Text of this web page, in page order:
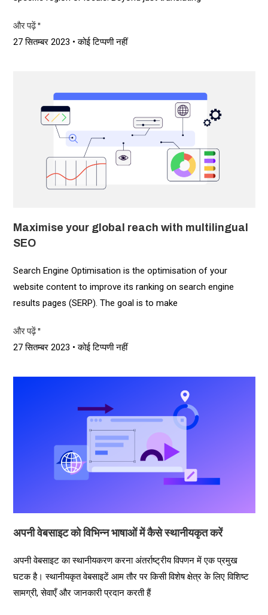
और पढ़ें "
27 सितम्बर 2023 कोई टिप्पणी नहीं
Maximise your global reach with multilingual
SEO
Search Engine Optimisation is the optimisation of your
website content to improve its ranking on search engine
results pages (SERP). The goal is to make
और पढ़ें "
27 सितम्बर 2023 कोई टिप्पणी नहीं
अपनी वेबसाइट को विभिन्न भाषाओं में कैसे स्थानीयकृत करें
अपनी वेबसाइट का स्थानीयकरण करना अंतर्राष्ट्रीय विपणन में एक प्रमुख
घटक है। स्थानीयकृत वेबसाइटें आम तौर पर किसी विशेष क्षेत्र के लिए विशिष्ट
सामग्री, सेवाएँ और जानकारी प्रदान करती हैं